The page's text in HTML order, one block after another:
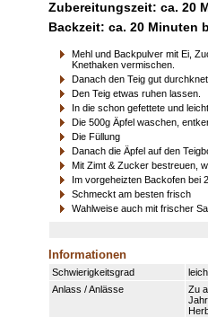
Zubereitungszeit: ca. 20
Backzeit: ca. 20 Minuten
Mehl und Backpulver mit Ei,
Knethaken vermischen.
Danach den Teig gut
Den Teig etwas ruhen lassen.
In die schon gefettete und
Die 500g Äpfel waschen,
Die Füllung
Danach die Äpfel auf den
Mit Zimt & Zucker bestreuen,
Im vorgeheizten Backofen bei
Schmeckt am besten frisch
Wahlweise auch mit frischer
Informationen
Schwierigkeitsgrad
Anlass / Anlässe
Zu